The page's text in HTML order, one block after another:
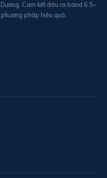
Cam kết đầu ra band 6.5–
pháp hiệu quả.